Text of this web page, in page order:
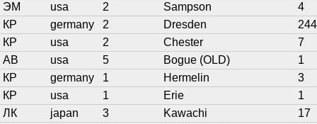
ЭМ
usa 2 Sampson
4
КР
germany 2 Dresden
244
КР
usa 2 Chester
7
АВ
usa 5 Bogue (OLD)
1
КР
germany 1 Hermelin
3
КР
usa 1 Erie
1
ЛК
japan 3 Kawachi
17